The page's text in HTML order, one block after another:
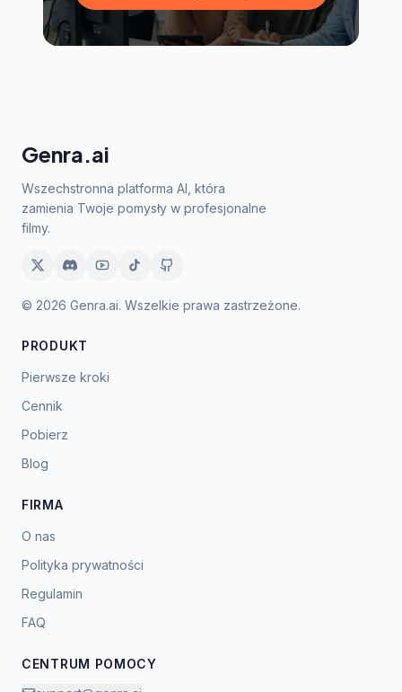
Genra.ai
Wszechstronna platforma AI, która
zamienia Twoje pomysły w profesjonalne
filmy.
© 2026 Genra.ai. Wszelkie prawa zastrzeżone.
PRODUKT
Pierwsze kroki
Cennik
Pobierz
Blog
FIRMA
O nas
Polityka prywatności
Regulamin
FAQ
CENTRUM POMOCY